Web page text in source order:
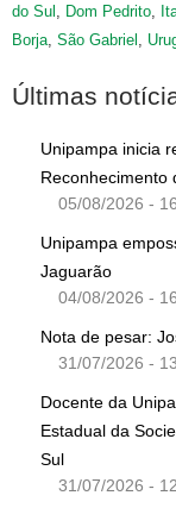
do Sul , Dom Pedrito,
Borja, São Gabriel ,
Últimas
Unipampa inicia
Reconhecimento
05/08/2026 -
Unipampa
Jaguarão
04/08/2026 -
Nota de pesar:
31/07/2026 -
Docente da
Estadual da
Sul
31/07/2026 -